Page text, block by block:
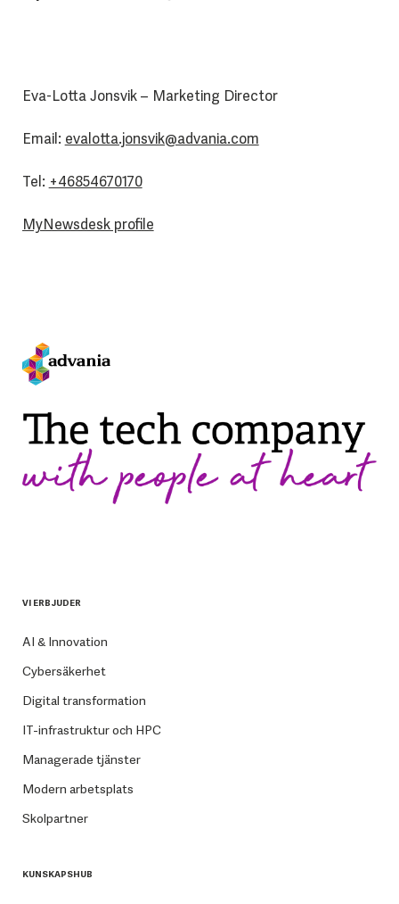
Eva-Lotta Jonsvik – Marketing Director
Email: evalotta.jonsvik@advania.com
Tel: +46854670170
MyNewsdesk profile
VI ERBJUDER
AI & Innovation
Cybersäkerhet
Digital transformation
IT-infrastruktur och HPC
Managerade tjänster
Modern arbetsplats
Skolpartner
KUNSKAPSHUB